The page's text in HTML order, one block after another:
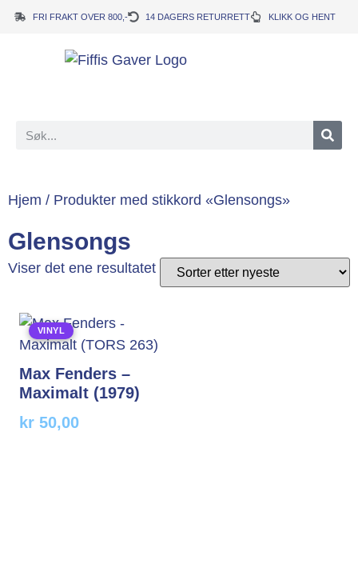
FRI FRAKT OVER 800,- 14 DAGERS RETURRETT KLIKK OG HENT
Hjem / Produkter med stikkord «Glensongs»
Glensongs
Viser det ene resultatet
VINYL
Max Fenders –
Maximalt (1979)
kr 50,00